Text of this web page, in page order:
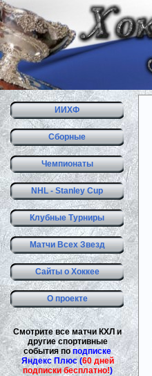
ИИХФ
Сборные
Чемпионаты
NHL - Stanley Cup
Клубные Турниры
Матчи Всех Звезд
Сайты о Хоккее
О проекте
Смотрите все матчи КХЛ и
другие спортивные
события поподписке
Яндекс Плюс (60 дней
подписки бесплатно!)